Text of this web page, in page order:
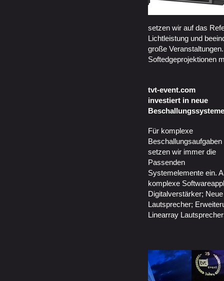
setzen wir auf das
Lichtleistung und
große
Softedgeprojektionen
tvt-event.com
investiert in neue
Beschallungssysteme
Für komplexe
Beschallungsaufgaben
setzen wir immer die
Passenden
Systemelemente ein.
komplexe
Digitalverstärker;
Lautsprecher;
Linearray